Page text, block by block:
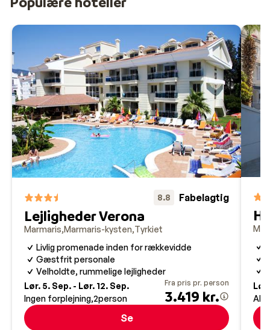
hoteller tæt på centrum og stranden samt mere
tilbagetrukket fra centrum, fx i området omkring
Guideservice og udflugter:
Vi tilbyder engelsktalende guideservice på din ferie til
8.8 Fabelagtig
Lejligheder Verona
Marmaris Marmaris-kysten Tyrkiet
Livlig promenade inden for rækkevidde
Gæstfrit personale
Velholdte, rummelige lejligheder
Lør. 5. Sep. - Lør. 12. Sep.
Ingen forplejning 2person
Fra pris pr. person
3.419 kr.
Se
All